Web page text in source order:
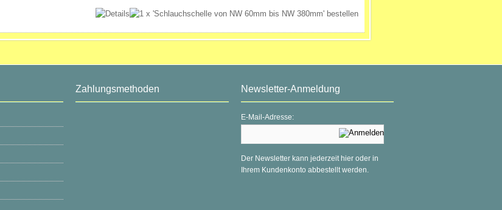
Zahlungsmethoden Newsletter-Anmeldung
E-Mail-Adresse:
Der Newsletter kann jederzeit hier oder in
Ihrem Kundenkonto abbestellt werden.